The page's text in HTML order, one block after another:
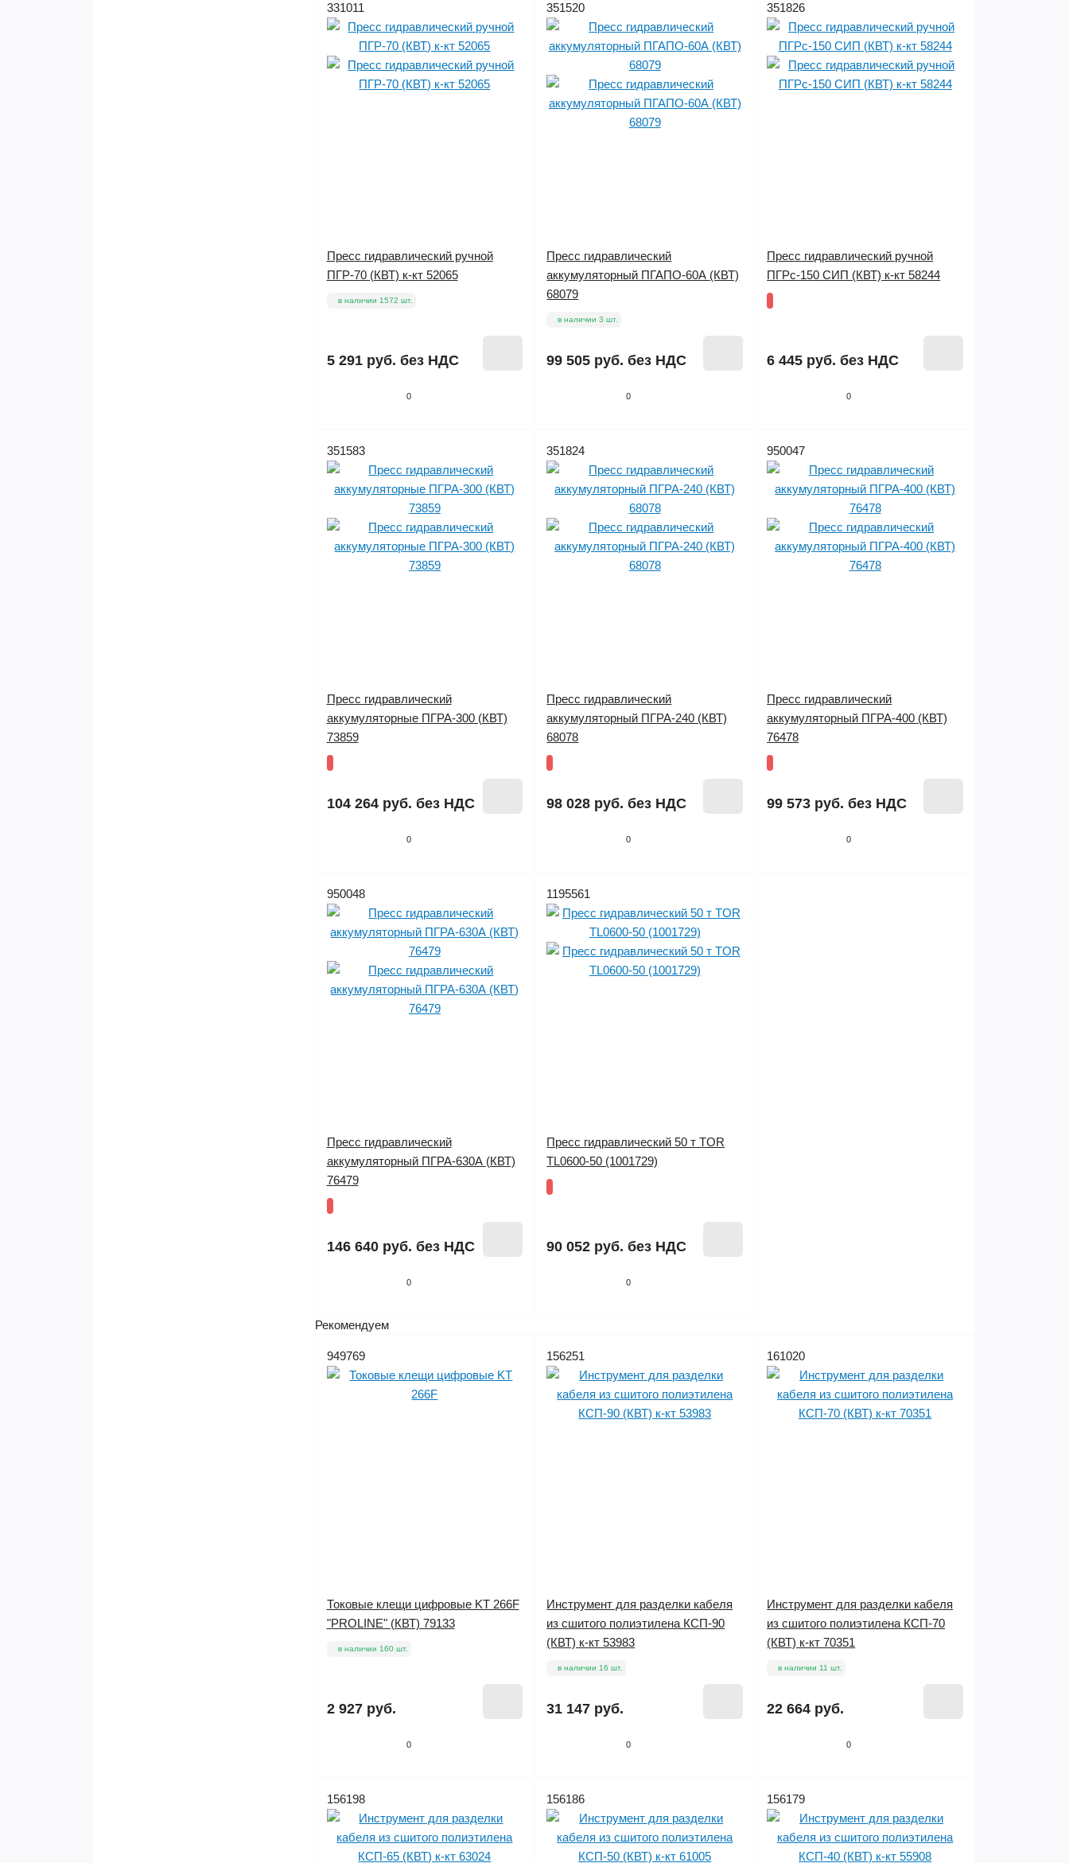
331011
0
Пресс гидравлический ручной
ПГР-70 (КВТ) к-кт 52065
в наличии 1572 шт.
5 291 руб. без НДС
351520
0
Пресс гидравлический
аккумуляторный ПГАПО-60А (КВТ)
68079
в наличии 3 шт.
99 505 руб. без НДС
351826
0
Пресс гидравлический ручной
ПГРс-150 СИП (КВТ) к-кт 58244
6 445 руб. без НДС
351583
0
Пресс гидравлический
аккумуляторные ПГРА-300 (КВТ)
73859
104 264 руб. без НДС
351824
0
Пресс гидравлический
аккумуляторный ПГРА-240 (КВТ)
68078
98 028 руб. без НДС
950047
0
Пресс гидравлический
аккумуляторный ПГРА-400 (КВТ)
76478
99 573 руб. без НДС
950048
0
Пресс гидравлический
аккумуляторный ПГРА-630А (КВТ)
76479
146 640 руб. без НДС
1195561
0
Пресс гидравлический 50 т TOR
TL0600-50 (1001729)
90 052 руб. без НДС
Рекомендуем
949769
0
Токовые клещи цифровые KT 266F
"PROLINE" (КВТ) 79133
в наличии 160 шт.
2 927 руб.
156251
0
Инструмент для разделки кабеля
из сшитого полиэтилена КСП-90
(КВТ) к-кт 53983
в наличии 16 шт.
31 147 руб.
161020
0
Инструмент для разделки кабеля
из сшитого полиэтилена КСП-70
(КВТ) к-кт 70351
в наличии 11 шт.
22 664 руб.
156198 156186 156179